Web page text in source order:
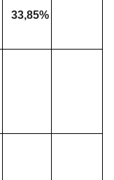
33,85%